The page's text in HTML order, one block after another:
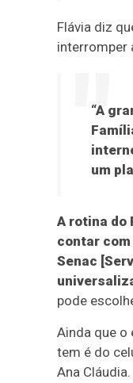
Flávia diz
interromper
“A
um
A rotina do
contar
Senac
pode
Ainda que o
tem é do
Ana